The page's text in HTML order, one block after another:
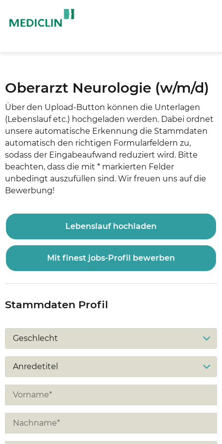
Oberarzt Neurologie (w/m/d)
Über den Upload-Button können die Unterlagen
(Lebenslauf etc.) hochgeladen werden. Dabei ordnet
unsere automatische Erkennung die Stammdaten
automatisch den richtigen Formularfeldern zu,
sodass der Eingabeaufwand reduziert wird. Bitte
beachten, dass die mit * markierten Felder
unbedingt auszufüllen sind. Wir freuen uns auf die
Bewerbung!
Lebenslauf hochladen
Mit finest jobs-Profil bewerben
Stammdaten Profil
Geschlecht
Anredetitel